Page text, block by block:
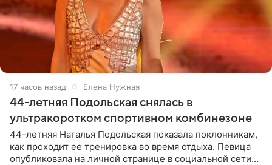
17 часов назад Елена Нужная
44-летняя Подольская снялась в
ультракоротком спортивном комбинезоне
44-летняя Наталья Подольская показала поклонникам,
как проходит ее тренировка во время отдыха. Певица
опубликовала на личной странице в социальной сети